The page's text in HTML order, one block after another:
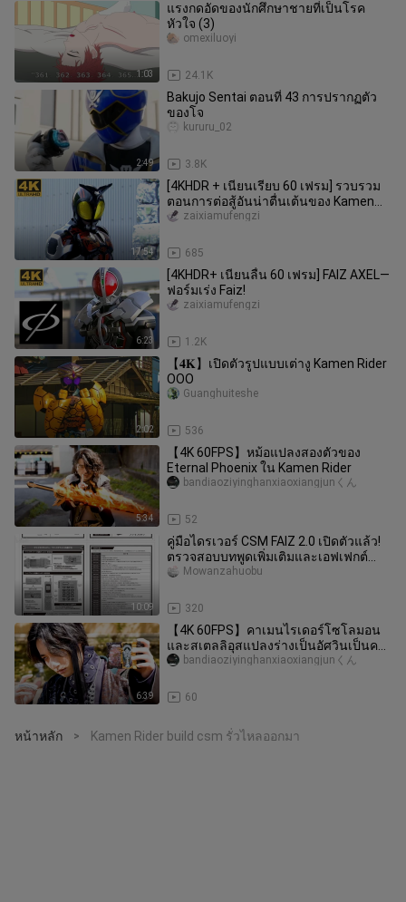
1:03
แรงกดอัดของนักศึกษาชายที่เป็นโรค
หัวใจ (3)
24.1K
omexiluoyi
2:49
Bakujo Sentai ตอนที่ 43 การปรากฏตัว
ของโจ
3.8K
kururu_02
17:54
[4KHDR + เนียนเรียบ 60 เฟรม] รวบรวม
ตอนการต่อสู้อันน่าตื่นเต้นของ Kamen
Rider DARK KABUTO
685
zaixiamufengzi
6:23
[4KHDR+ เนียนลื่น 60 เฟรม] FAIZ AXEL—
ฟอร์มเร่ง Faiz!
1.2K
zaixiamufengzi
2:02
【𝟒𝐊】เปิดตัวรูปแบบเต่างู Kamen Rider
OOO
536
Guanghuiteshe
5:34
【4K 60FPS】หม้อแปลงสองตัวของ
Eternal Phoenix ใน Kamen Rider
52
bandiaoziyinghanxiaoxiangjunくん
10:09
คู่มือไดรเวอร์ CSM FAIZ 2.0 เปิดตัวแล้ว!
ตรวจสอบบทพูดเพิ่มเติมและเอฟเฟกต์
เสียงการเล่นเกม [แผนกสินค้า
320
Mowanzahuobu
6:39
【4K 60FPS】คาเมนไรเดอร์โซโลมอน
และสเตลลิอุสแปลงร่างเป็นอัศวินเป็นครั้ง
แรก
60
bandiaoziyinghanxiaoxiangjunくん
หน้าหลัก > Kamen Rider build csm รั่วไหลออกมา